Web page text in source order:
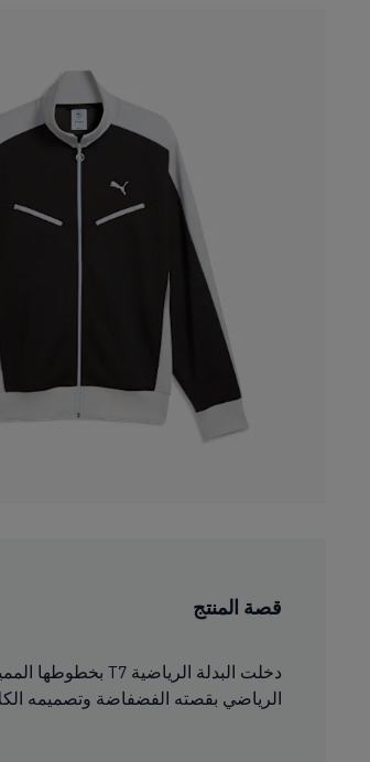
قصة المنتج
الرياضي بقصته الفضفاضة وتصميمه